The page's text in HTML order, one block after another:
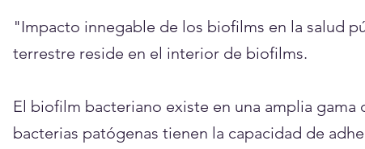
"Impacto innegable de los biofilms en la salud
terrestre reside en el interior de biofilms.
El biofilm bacteriano existe en una amplia
bacterias patógenas tienen la capacidad de